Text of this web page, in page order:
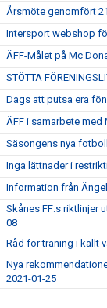
Årsmöte genomfört
Intersport webshop
ÄFF-Målet på Mc
STÖTTA
Dags att putsa era
ÄFF i samarbete
Säsongens nya
Inga lättnader i
Information från
Skånes FF:s riktlinjer
08
Råd för träning i kallt
Nya
2021-01-25